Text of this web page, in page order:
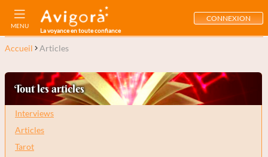
MENU
La voyance en toute confiance
CONNEXION
Accueil Articles
Tout les articles
Interviews
Articles
Tarot